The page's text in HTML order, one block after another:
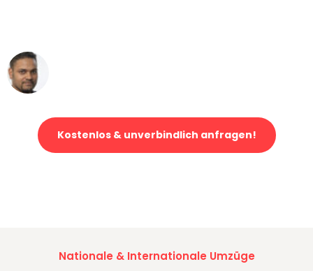
Kostenlos & unverbindlich anfragen!
Nationale & Internationale Umzüge